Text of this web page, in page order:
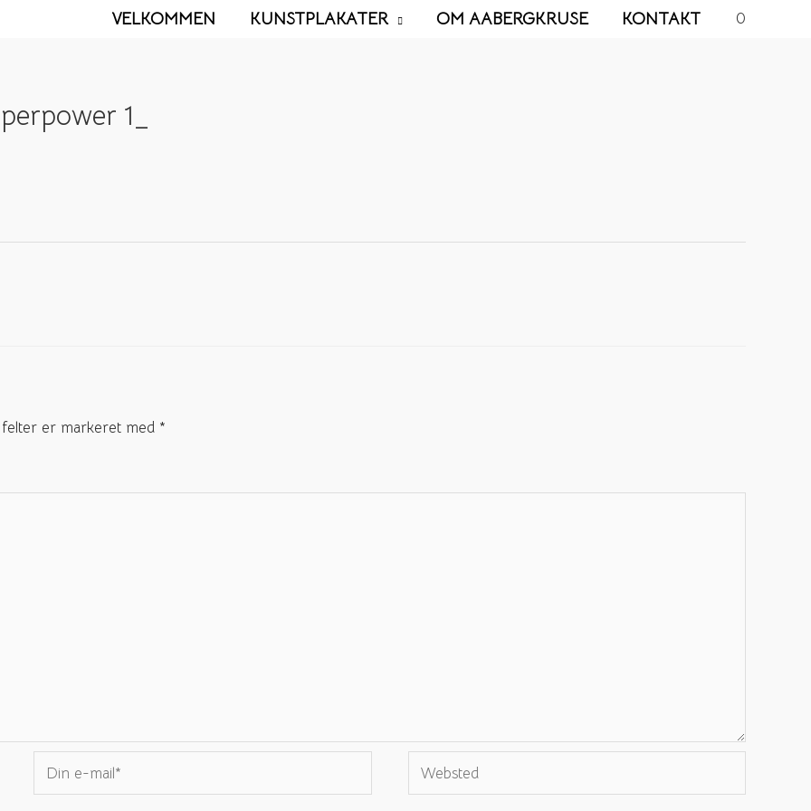
VELKOMMEN KUNSTPLAKATER OM AABERGKRUSE KONTAKT 0
1_
er markeret med *
Din
e-
Websted